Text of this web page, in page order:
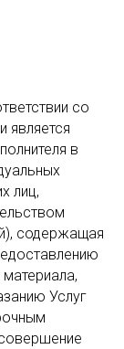
со
является
в
лиц,
содержащая
Услуг